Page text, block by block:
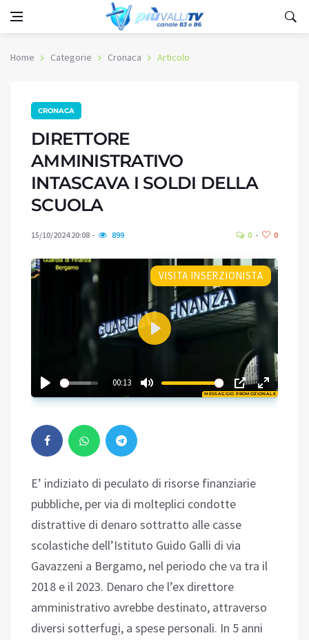
Home Categorie Cronaca Articolo
CRONACA
DIRETTORE
AMMINISTRATIVO
INTASCAVA I SOLDI DELLA
SCUOLA
15/10/2024 20:08 899 0 0
MESSAGGIO PROMOZIONALE
VISITA INSERZIONISTA
00:13
Play
01:49
E’ indiziato di peculato di risorse finanziarie
pubbliche, per via di molteplici condotte
distrattive di denaro sottratto alle casse
scolastiche dell’Istituto Guido Galli di via
Gavazzeni a Bergamo, nel periodo che va tra il
2018 e il 2023. Denaro che l’ex direttore
amministrativo avrebbe destinato, attraverso
diversi sotterfugi, a spese personali. In 5 anni